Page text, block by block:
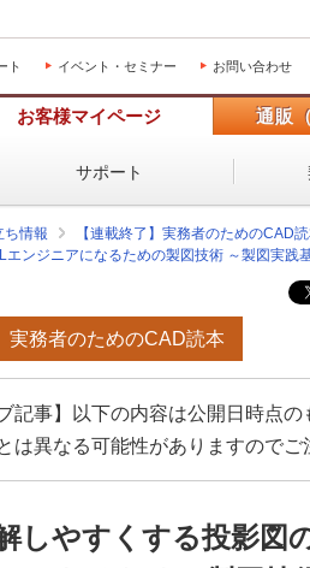
ト イベント・セミナー お問い合わせ
お客様マイページ 通販
サポート
ち情報 【連載終了】実務者のためのCAD
ンジニアになるための製図技術 ～製図実
実務者のためのCAD読本
記事】以下の内容は公開日時点の
は異なる可能性がありますのでご
しやすくする投影図